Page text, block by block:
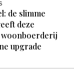
de slimme
deze
upgrade